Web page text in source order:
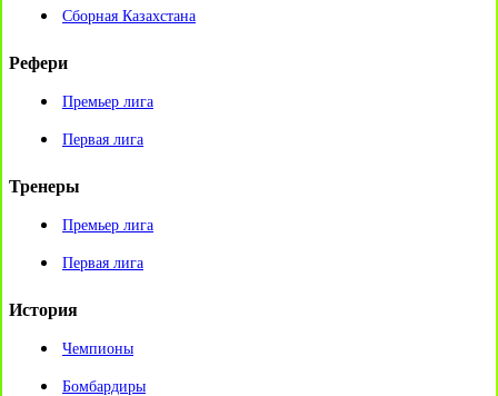
Сборная Казахстана
Рефери
Премьер лига
Первая лига
Тренеры
Премьер лига
Первая лига
История
Чемпионы
Бомбардиры